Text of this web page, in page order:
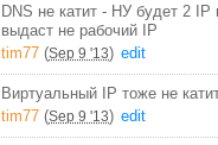
DNS не катит - НУ будет 2
выдаст не рабочий IP
tim77 (Sep 9 '13) edit
Виртуальный IP тоже не
tim77 (Sep 9 '13) edit